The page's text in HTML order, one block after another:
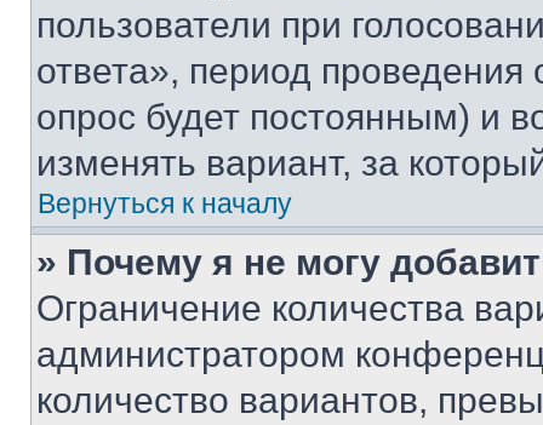
пользователи при
ответа», период проведения
опрос будет постоянным) и
изменять вариант, за
Вернуться к началу
» Почему я не могу
Ограничение количества
администратором
количество вариантов,